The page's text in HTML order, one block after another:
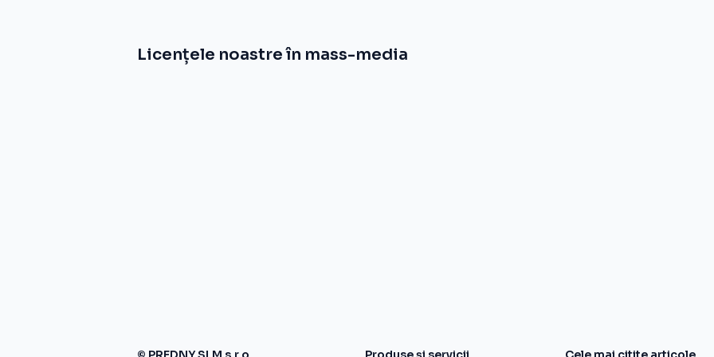
Licențele noastre în mass-media